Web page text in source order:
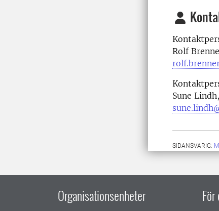
Rolf
Sune
SIDANSVARIG:
Organisationsenheter